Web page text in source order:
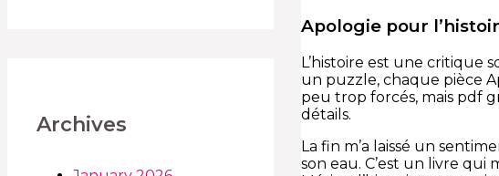
Archives
Apologie pour
L’histoire est une critique
un puzzle, chaque pièce
peu trop forcés, mais pdf
détails.
La fin m’a laissé un
son eau. C’est un livre qui